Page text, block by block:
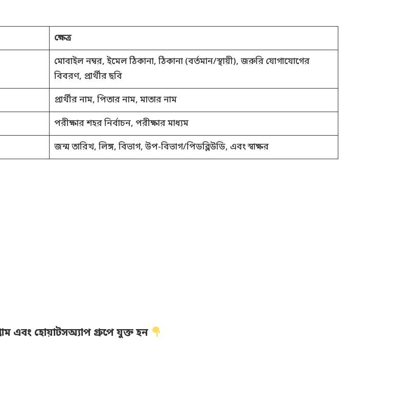
ক্ষেত্র
মোবাইল নম্বর, ইমেল ঠিকানা, ঠিকানা (বর্তমান/স্থায়ী), জরুরি যোগাযোগের
বিবরণ, প্রার্থীর ছবি
প্রার্থীর নাম, পিতার নাম, মাতার নাম
পরীক্ষার শহর নির্বাচন, পরীক্ষার মাধ্যম
জন্ম তারিখ, লিঙ্গ, বিভাগ, উপ-বিভাগ/পিডব্লিউডি, এবং স্বাক্ষর
এবং হোয়াটসঅ্যাপ গ্রুপে যুক্ত হন